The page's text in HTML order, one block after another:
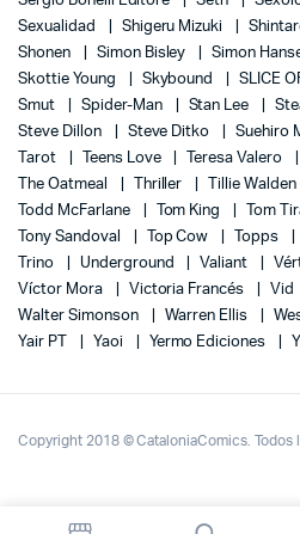
Sexualidad
Shigeru Mizuki
Shonen
Simon Bisley Simon
Skottie Young
Skybound SLICE
Smut
Spider-Man Stan Lee
Steve Dillon
Steve Ditko Suehiro
Tarot
Teens Love Teresa Valero
The Oatmeal
Thriller Tillie Walden
Todd McFarlane
Tom King Tom
Tony Sandoval
Top Cow Topps
Trino
Underground Valiant
Víctor Mora
Victoria Francés Vid
Walter Simonson
Warren Ellis
Yair PT
Yaoi Yermo Ediciones
Copyright 2018 © CataloniaComics. Todos